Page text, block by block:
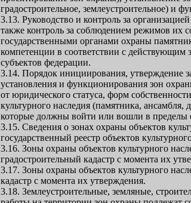
градостроительное, землеустроительное) и
3.13. Руководство и контроль за
также контроль за соблюдением режимов их
государственными органами охраны
компетенции в соответствии с действующим
субъектов федерации.
3.14. Порядок инициирования, утверждение
установления и функционирования зон
от юридического статуса, форм
культурного наследия (памятника, ансамбля,
которые должны войти или вошли в пределы
3.15. Сведения о зонах охраны объектов
государственный реестр объектов
3.16. Зоны охраны объектов культурного
градостроительный кадастр с момента их
3.17. Зоны охраны объектов культурного
кадастр с момента их утверждения.
3.18. Землеустроительные, земляные,